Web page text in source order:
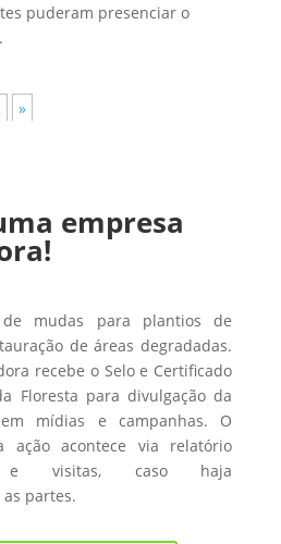
puderam presenciar o
»
empresa
mudas para plantios de
de áreas degradadas.
recebe o Selo e Certificado
Floresta para divulgação da
mídias e campanhas. O
ação acontece via relatório
e visitas, caso haja
partes.